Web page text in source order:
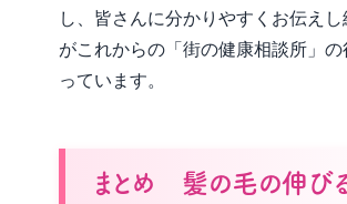
し、皆さんに分かりやすくお伝えし
がこれからの「街の健康相談所」
っています。
まとめ 髪の毛の伸び